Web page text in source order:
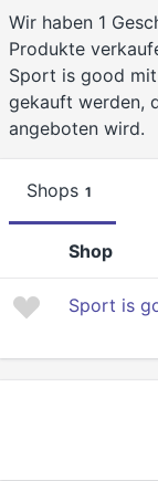
Wir haben 1
Produkte
Sport is good
gekauft werden,
angeboten wird.
Shops 1
Shop
Sport is